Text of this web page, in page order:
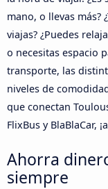
mano, o llevas más?
viajas? ¿Puedes
o necesitas espacio
transporte, las
niveles de
que conectan
FlixBus y BlaBlaCar,
Ahorra
siempre